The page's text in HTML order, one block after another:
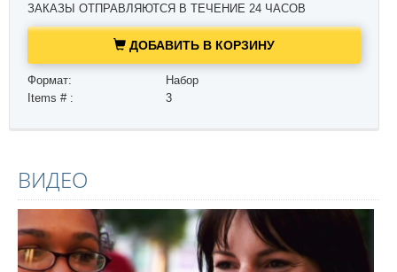
ЗАКАЗЫ ОТПРАВЛЯЮТСЯ В ТЕЧЕНИЕ 24 ЧАСОВ
ДОБАВИТЬ В КОРЗИНУ
Формат:
Набор
Items # :
3
ВИДЕО